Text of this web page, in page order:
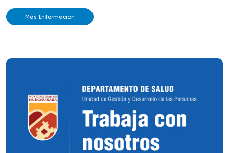
Más Información